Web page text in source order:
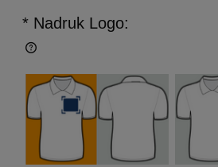
* Nadruk Logo: